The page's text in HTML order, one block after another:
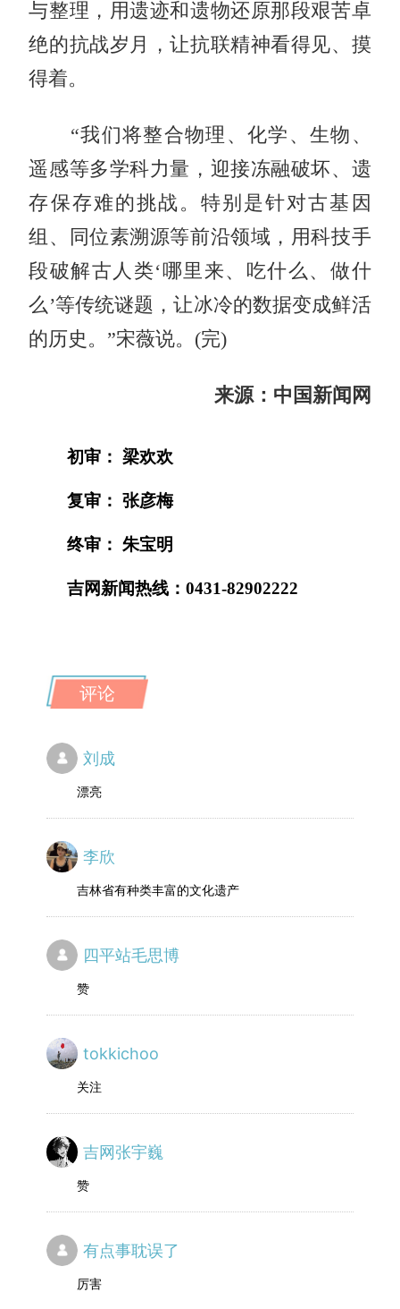
与整理，用遗迹和遗物还原那段艰苦卓
绝的抗战岁月，让抗联精神看得见、摸
得着。
“我们将整合物理、化学、生物、
遥感等多学科力量，迎接冻融破坏、遗
存保存难的挑战。特别是针对古基因
组、同位素溯源等前沿领域，用科技手
段破解古人类‘哪里来、吃什么、做什
么’等传统谜题，让冰冷的数据变成鲜活
的历史。”宋薇说。(完)
来源：中国新闻网
初审： 梁欢欢
复审： 张彦梅
终审： 朱宝明
吉网新闻热线：0431-82902222
评论
刘成
漂亮
李欣
吉林省有种类丰富的文化遗产
四平站毛思博
赞
tokkichoo
关注
吉网张宇巍
赞
有点事耽误了
厉害